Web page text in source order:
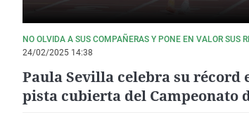
NO OLVIDA A SUS COMPAÑERAS Y PONE EN VALOR SUS
24/02/2025 14:38
Paula Sevilla celebra su récord
pista cubierta del Campeonato